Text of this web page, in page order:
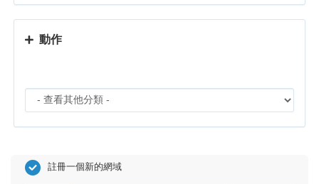
動作
註冊一個新的網域